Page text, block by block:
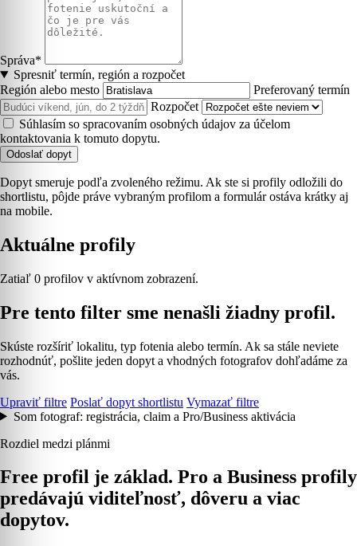
Správa*
Spresniť termín, región a rozpočet
Región alebo mesto
Preferovaný termín
Rozpočet
Súhlasím so spracovaním osobných údajov za účelom
kontaktovania k tomuto dopytu.
Odoslať dopyt
Dopyt smeruje podľa zvoleného režimu. Ak ste si profily odložili do
shortlistu, pôjde práve vybraným profilom a formulár ostáva krátky aj
na mobile.
Aktuálne profily
Zatiaľ 0 profilov v aktívnom zobrazení.
Pre tento filter sme nenašli žiadny profil.
Skúste rozšíriť lokalitu, typ fotenia alebo termín. Ak sa stále neviete
rozhodnúť, pošlite jeden dopyt a vhodných fotografov dohľadáme za
vás.
Upraviť filtre Poslať dopyt shortlistu Vymazať filtre
Som fotograf: registrácia, claim a Pro/Business aktivácia
Rozdiel medzi plánmi
Free profil je základ. Pro a Business profily
predávajú viditeľnosť, dôveru a viac
dopytov.